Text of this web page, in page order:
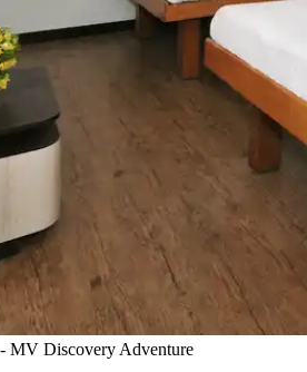
MV Discovery Adventure